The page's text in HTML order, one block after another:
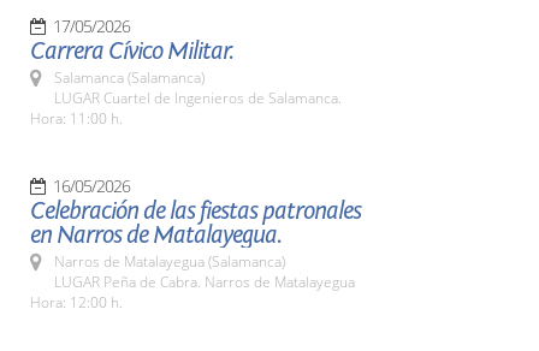
17/05/2026
Carrera Cívico Militar.
Salamanca (Salamanca)
LUGAR Cuartel de Ingenieros de Salamanca.
Hora: 11:00 h.
16/05/2026
Celebración de las fiestas patronales
en Narros de Matalayegua.
Narros de Matalayegua (Salamanca)
LUGAR Peña de Cabra. Narros de Matalayegua
Hora: 12:00 h.